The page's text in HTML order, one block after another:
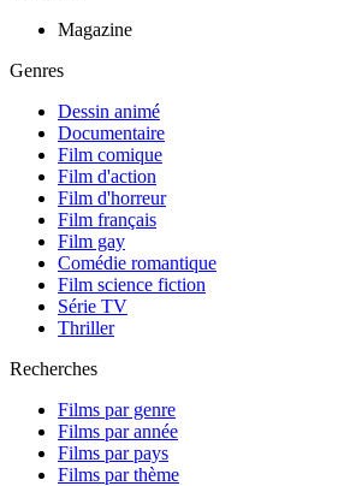
Magazine
Genres
Dessin animé
Documentaire
Film comique
Film d'action
Film d'horreur
Film français
Film gay
Comédie romantique
Film science fiction
Série TV
Thriller
Recherches
Films par genre
Films par année
Films par pays
Films par thème